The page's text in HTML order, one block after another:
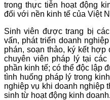
trong thực tiễn hoạt động
đối với nền kinh tế của Việt
Sinh viên được trang bị
vấn, phát triển doanh
phán, soạn thảo, ký kết
chuyên viên pháp lý tại các
phần kinh tế; có thể độc lập
tình huống pháp lý trong
nghiệp vụ khi doanh nghiệp
sinh từ hoạt động kinh doanh.